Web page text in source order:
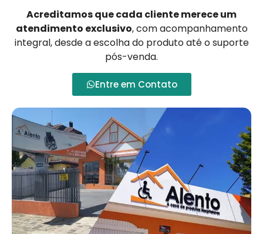
Acreditamos que cada cliente merece um
atendimento exclusivo, com acompanhamento
integral, desde a escolha do produto até o suporte
pós-venda.
Entre em Contato